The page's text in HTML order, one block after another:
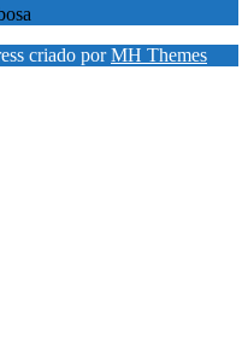
criado porMH Themes